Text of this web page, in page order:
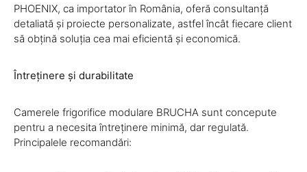
PHOENIX, ca importator în România, oferă consultanță
detaliată și proiecte personalizate, astfel încât fiecare client
să obțină soluția cea mai eficientă și economică.
Întreținere și durabilitate
Camerele frigorifice modulare BRUCHA sunt concepute
pentru a necesita întreținere minimă, dar regulată.
Principalele recomandări: